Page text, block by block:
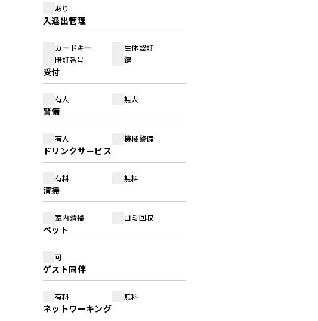
あり
入退出管理
カードキー
生体認証
暗証番号
鍵
受付
有人 無人
警備
有人 機械警備
ドリンクサービス
有料 無料
清掃
室内清掃 ゴミ回収
ペット
可
ゲスト同伴
有料 無料
ネットワーキング